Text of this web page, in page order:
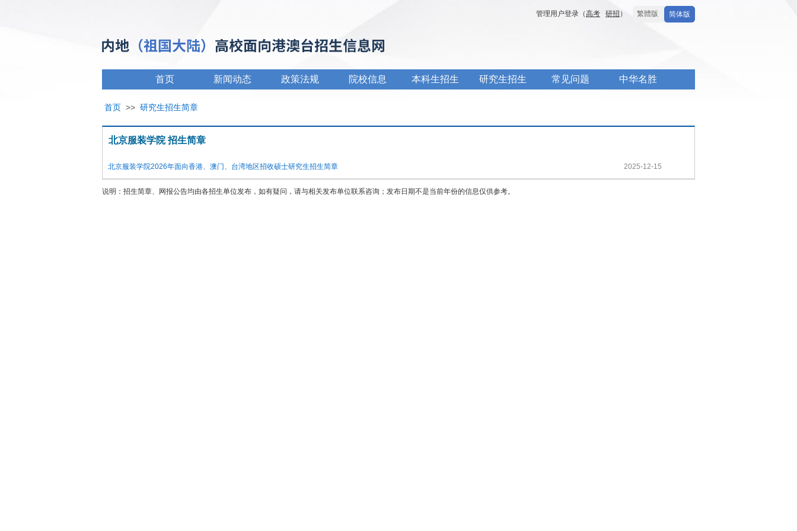
简体版
繁體版
管理用户登录（高考 研招 ）
首页 新闻动态 政策法规 院校信息 本科生招生 研究生招生 常见问题 中华名胜
首页 >> 研究生招生简章
北京服装学院 招生简章
北京服装学院2026年面向香港、澳门、台湾地区招收硕士研究生招生简章 2025-12-15
说明：招生简章、网报公告均由各招生单位发布，如有疑问，请与相关发布单位联系咨询；发布日期不是当前年份的信息仅供参考。